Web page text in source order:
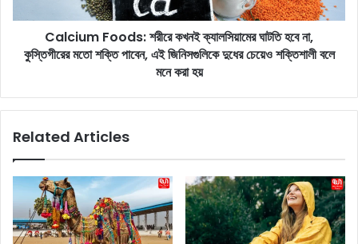
ম
ক
৫
টি
o
রে
ন
ই
ক্যা
ল
Calcium Foods: শরীরে কখনই ক্যালসিয়ামের ঘাটতি হবে না,
কুস্তিগীরের মতো শক্তি পাবেন, এই জিনিসগুলিকে দুধের চেয়েও শক্তিশালী বলে
মনে করা হয়
Related Articles